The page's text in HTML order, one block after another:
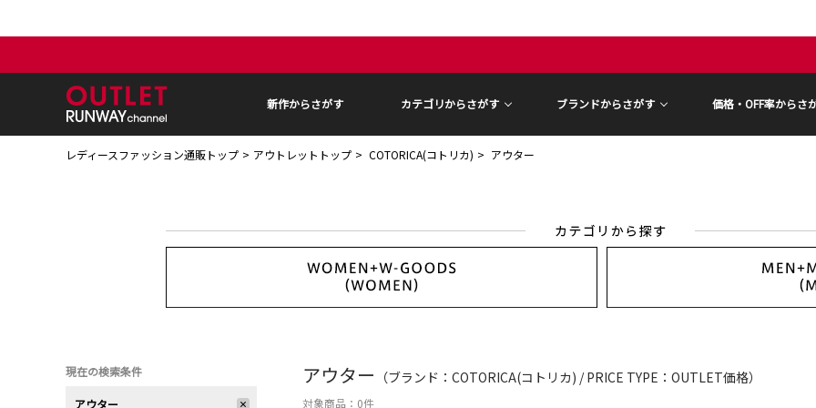
新作からさがす カテゴリからさがす ブランドからさがす 価格・OFF率からさ
レディースファッション通販トップ アウトレットトップ COTORICA(コトリカ) アウター
アウター （ブランド：COTORICA(コトリカ) / PRICE TYPE：OUTLET価格）
対象商品： 0件
現在の検索条件
アウター